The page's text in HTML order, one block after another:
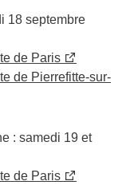
18 septembre
de Paris
de Pierrefitte-sur-
: samedi 19 et
de Paris